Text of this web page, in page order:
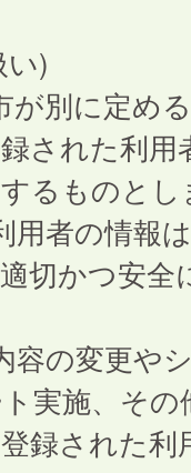
い)
別に定め
された利用
るものとし
者の情報
切かつ安全
の変更や
実施、その
録された利